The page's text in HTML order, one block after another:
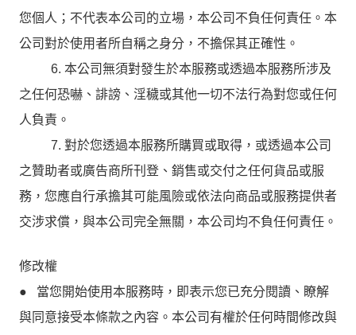
您個人；不代表本公司的立場，本公司不負任何責任。本
公司對於使用者所自稱之身分，不擔保其正確性。
6. 本公司無須對發生於本服務或透過本服務所涉及
之任何恐嚇、誹謗、淫穢或其他一切不法行為對您或任何
人負責。
7. 對於您透過本服務所購買或取得，或透過本公司
之贊助者或廣告商所刊登、銷售或交付之任何貨品或服
務，您應自行承擔其可能風險或依法向商品或服務提供者
交涉求償，與本公司完全無關，本公司均不負任何責任。
修改權
● 當您開始使用本服務時，即表示您已充分閱讀、瞭解
與同意接受本條款之內容。本公司有權於任何時間修改與